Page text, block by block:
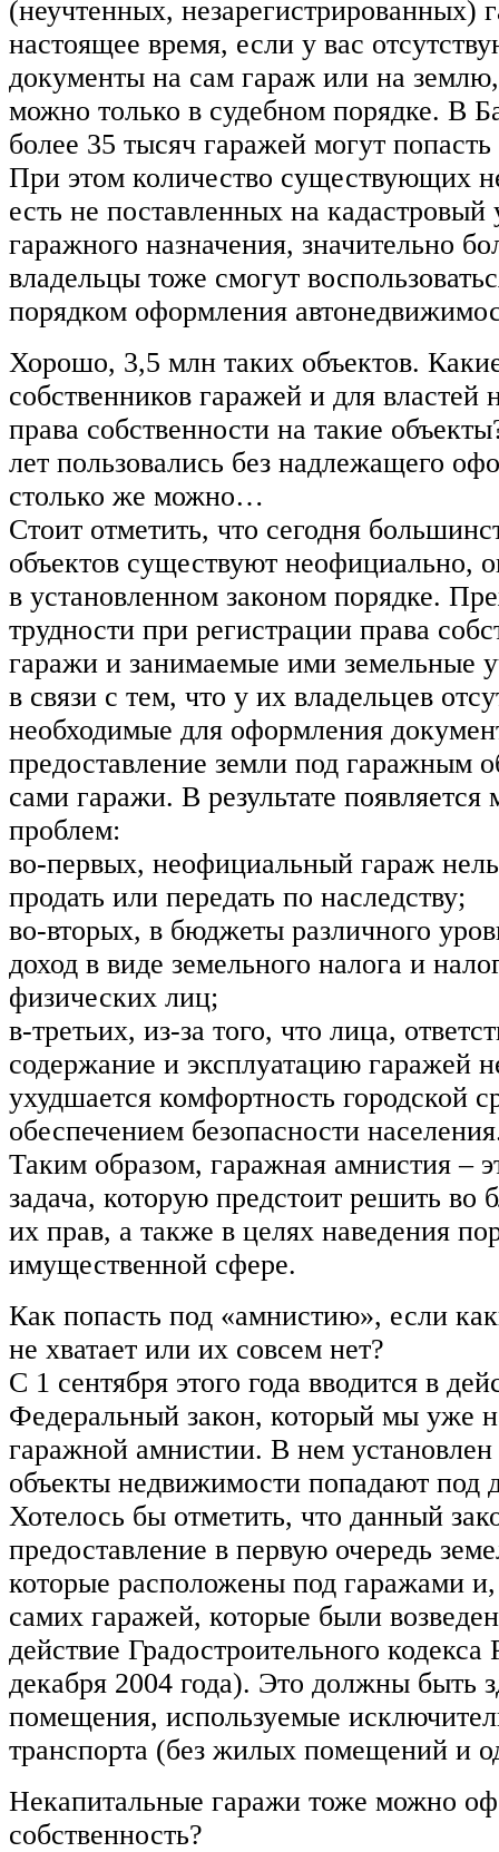
(неучтенных, незарегистрированных)
настоящее время, если у вас
документы на сам гараж или на
можно только в судебном порядке. В
более 35 тысяч гаражей могут
При этом количество существующих
есть не поставленных на кадастровый
гаражного назначения, значительно
владельцы тоже смогут
порядком оформления
Хорошо, 3,5 млн таких объектов.
собственников гаражей и для властей
права собственности на такие
лет пользовались без надлежащего
столько же можно…
Стоит отметить, что сегодня
объектов существуют неофициально,
в установленном законом порядке.
трудности при регистрации права
гаражи и занимаемые ими земельные
в связи с тем, что у их владельцев
необходимые для оформления
предоставление земли под гаражным
сами гаражи. В результате
проблем:
во-первых, неофициальный гараж
продать или передать по наследству;
во-вторых, в бюджеты различного
доход в виде земельного налога и
физических лиц;
в-третьих, из-за того, что лица,
содержание и эксплуатацию гаражей
ухудшается комфортность городской
обеспечением безопасности
Таким образом, гаражная амнистия –
задача, которую предстоит решить во
их прав, а также в целях наведения
имущественной сфере.
Как попасть под «амнистию», если
не хватает или их совсем нет?
С 1 сентября этого года вводится в
Федеральный закон, который мы уже
гаражной амнистии. В нем установлен
объекты недвижимости попадают под
Хотелось бы отметить, что данный
предоставление в первую очередь
которые расположены под гаражами
самих гаражей, которые были
действие Градостроительного
декабря 2004 года). Это должны быть
помещения, используемые
транспорта (без жилых помещений и
Некапитальные гаражи тоже можно
собственность?